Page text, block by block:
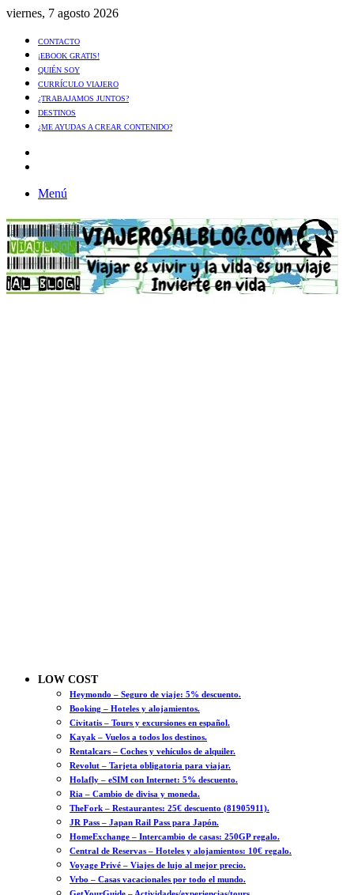
viernes, 7 agosto 2026
CONTACTO
¡EBOOK GRATIS!
QUIÉN SOY
CURRÍCULO VIAJERO
¿TRABAJAMOS JUNTOS?
DESTINOS
¿ME AYUDAS A CREAR CONTENIDO?
Menú
LOW COST
Heymondo – Seguro de viaje: 5% descuento.
Booking – Hoteles y alojamientos.
Civitatis – Tours y excursiones en español.
Kayak – Vuelos a todos los destinos.
Rentalcars – Coches y vehículos de alquiler.
Revolut – Tarjeta obligatoria para viajar.
Holafly – eSIM con Internet: 5% descuento.
Ria – Cambio de divisa y moneda.
TheFork – Restaurantes: 25€ descuento (81905911).
JR Pass – Japan Rail Pass para Japón.
HomeExchange – Intercambio de casas: 250GP regalo.
Central de Reservas – Hoteles y alojamientos: 10€ regalo.
Voyage Privé – Viajes de lujo al mejor precio.
Vrbo – Casas vacacionales por todo el mundo.